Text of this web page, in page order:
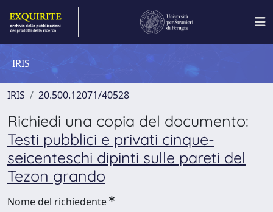
IRIS
IRIS 20.500.12071/40528
Richiedi una copia del documento:
Testi pubblici e privati cinque-
seicenteschi dipinti sulle pareti del
Tezon grando
Nome del richiedente